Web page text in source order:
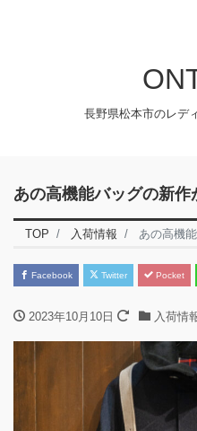
長野県松本市のレデ
あの高機能バッグの新作
TOP 入荷情報 あの高機
Facebook Twitter Pocket
2023年10月10日 入荷情